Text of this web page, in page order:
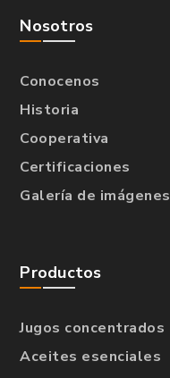
Nosotros
Conocenos
Historia
Cooperativa
Certificaciones
Galería de imágenes
Productos
Jugos concentrados
Aceites esenciales